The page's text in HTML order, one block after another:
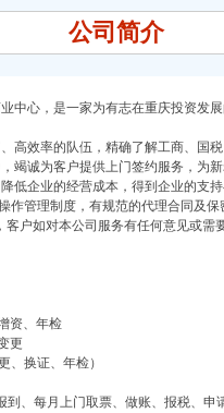
公司简介
中心，是一家为有志在重庆投资发
高效率的队伍，精确了解工商、国
竭诚为客户提供上门签约服务，为
低企业的经营成本，得到企业的支持
作管理制度，有规范的代理合同及
客户如对本公司服务有任何意见或
资、年检
更
、换证、年检）
、每月上门取票、做账、报税、申